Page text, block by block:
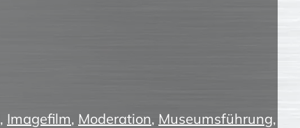
, Imagefilm, Moderation, Museumsführung,